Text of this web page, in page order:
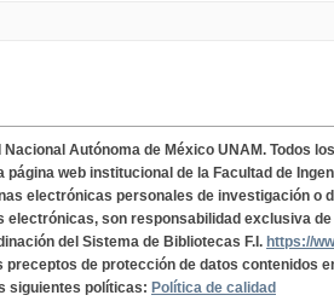
Autónoma de México UNAM. Todos
página web institucional de la Facultad de
electrónicas personales de investigación o
electrónicas, son responsabilidad exclusiva
del Sistema de Bibliotecas F.I. https://
preceptos de protección de datos contenidos
siguientes políticas: Política de calidad